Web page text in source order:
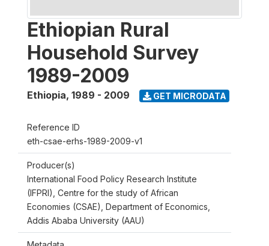
Ethiopian Rural
Household Survey
1989-2009
Ethiopia, 1989 - 2009 GET MICRODATA
Reference ID
eth-csae-erhs-1989-2009-v1
Producer(s)
International Food Policy Research Institute
(IFPRI), Centre for the study of African
Economies (CSAE), Department of Economics,
Addis Ababa University (AAU)